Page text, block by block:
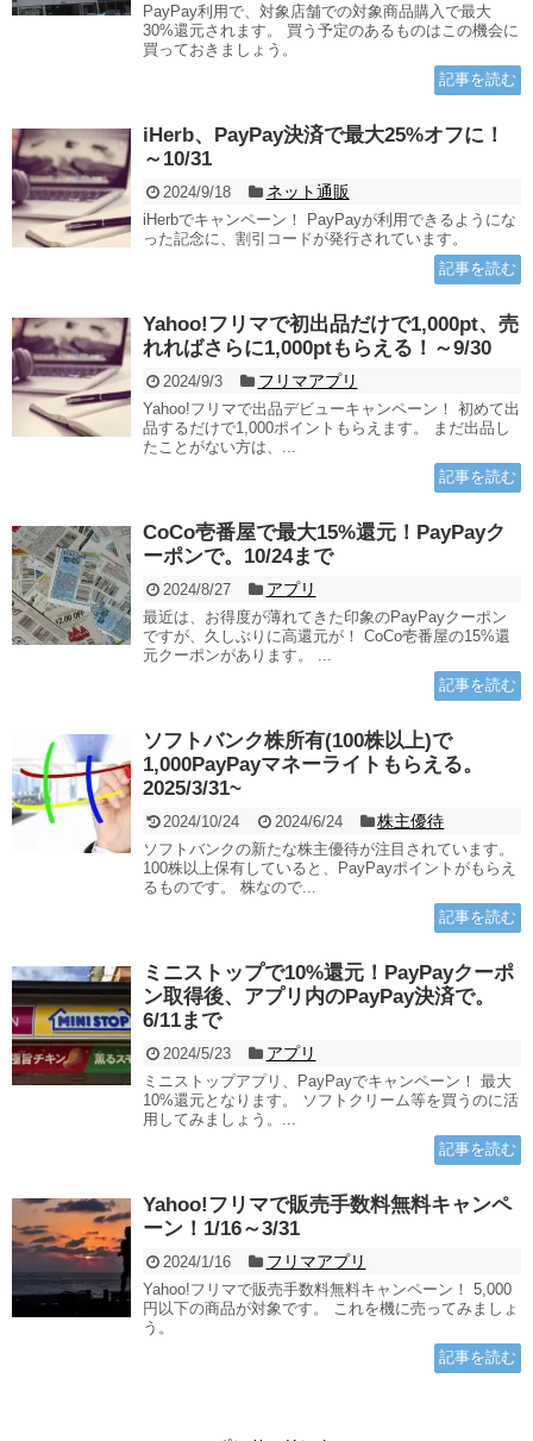
PayPay利用で、対象店舗での対象商品購入で最大
30%還元されます。 買う予定のあるものはこの機会に
買っておきましょう。
記事を読む
iHerb、PayPay決済で最大25%オフに！
～10/31
2024/9/18 ネット通販
iHerbでキャンペーン！ PayPayが利用できるようにな
った記念に、割引コードが発行されています。
記事を読む
Yahoo!フリマで初出品だけで1,000pt、売
れればさらに1,000ptもらえる！～9/30
2024/9/3 フリマアプリ
Yahoo!フリマで出品デビューキャンペーン！ 初めて出
品するだけで1,000ポイントもらえます。 まだ出品し
たことがない方は、...
記事を読む
CoCo壱番屋で最大15%還元！PayPayク
ーポンで。10/24まで
2024/8/27 アプリ
最近は、お得度が薄れてきた印象のPayPayクーポン
ですが、久しぶりに高還元が！ CoCo壱番屋の15%還
元クーポンがあります。 ...
記事を読む
ソフトバンク株所有(100株以上)で
1,000PayPayマネーライトもらえる。
2025/3/31~
2024/10/24 2024/6/24 株主優待
ソフトバンクの新たな株主優待が注目されています。
100株以上保有していると、PayPayポイントがもらえ
るものです。 株なので...
記事を読む
ミニストップで10%還元！PayPayクーポ
ン取得後、アプリ内のPayPay決済で。
6/11まで
2024/5/23 アプリ
ミニストップアプリ、PayPayでキャンペーン！ 最大
10%還元となります。 ソフトクリーム等を買うのに活
用してみましょう。...
記事を読む
Yahoo!フリマで販売手数料無料キャンペ
ーン！1/16～3/31
2024/1/16 フリマアプリ
Yahoo!フリマで販売手数料無料キャンペーン！ 5,000
円以下の商品が対象です。 これを機に売ってみましょ
う。
記事を読む